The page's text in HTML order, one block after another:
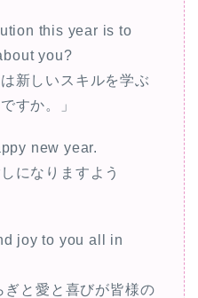
this year is to
you?
新しいスキルを学ぶ
すか。」
new year.
になりますよう
joy to you all in
ぎと愛と喜びが皆様の